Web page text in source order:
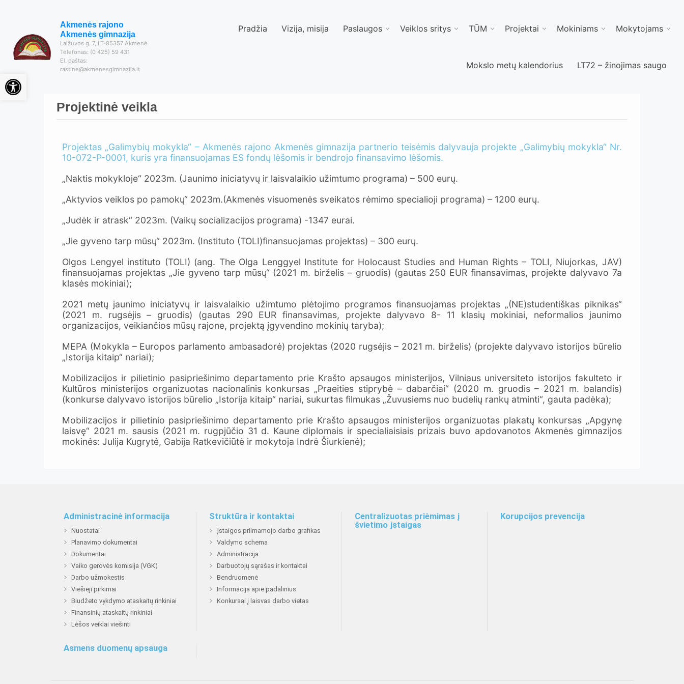
Akmenės rajono
Akmenės gimnazija
Laižuvos g. 7, LT-85357 Akmenė
Telefonas: (0 425) 59 431
El. paštas:
rastine@akmenesgimnazija.lt
Pradžia Vizija, misija Paslaugos Veiklos sritys TŪM Projektai Mokiniams Mokytojams
Mokslo metų kalendorius LT72 – žinojimas saugo
Projektinė veikla
Projektas „Galimybių mokykla“ – Akmenės rajono Akmenės gimnazija partnerio teisėmis dalyvauja projekte „Galimybių mokykla“ Nr.
10-072-P-0001, kuris yra finansuojamas ES fondų lėšomis ir bendrojo finansavimo lėšomis.
„Naktis mokykloje“ 2023m. (Jaunimo iniciatyvų ir laisvalaikio užimtumo programa) – 500 eurų.
„Aktyvios veiklos po pamokų“ 2023m.(Akmenės visuomenės sveikatos rėmimo specialioji programa) – 1200 eurų.
„Judėk ir atrask“ 2023m. (Vaikų socializacijos programa) -1347 eurai.
„Jie gyveno tarp mūsų“ 2023m. (Instituto (TOLI)finansuojamas projektas) – 300 eurų.
Olgos Lengyel instituto (TOLI) (ang. The Olga Lenggyel Institute for Holocaust Studies and Human Rights – TOLI, Niujorkas, JAV)
finansuojamas projektas „Jie gyveno tarp mūsų“ (2021 m. birželis – gruodis) (gautas 250 EUR finansavimas, projekte dalyvavo 7a
klasės mokiniai);
2021 metų jaunimo iniciatyvų ir laisvalaikio užimtumo plėtojimo programos finansuojamas projektas „(NE)studentiškas piknikas“
(2021 m. rugsėjis – gruodis) (gautas 290 EUR finansavimas, projekte dalyvavo 8- 11 klasių mokiniai, neformalios jaunimo
organizacijos, veikiančios mūsų rajone, projektą įgyvendino mokinių taryba);
MEPA (Mokykla – Europos parlamento ambasadorė) projektas (2020 rugsėjis – 2021 m. birželis) (projekte dalyvavo istorijos būrelio
„Istorija kitaip“ nariai);
Mobilizacijos ir pilietinio pasipriešinimo departamento prie Krašto apsaugos ministerijos, Vilniaus universiteto istorijos fakulteto ir
Kultūros ministerijos organizuotas nacionalinis konkursas „Praeities stiprybė – dabarčiai“ (2020 m. gruodis – 2021 m. balandis)
(konkurse dalyvavo istorijos būrelio „Istorija kitaip“ nariai, sukurtas filmukas „Žuvusiems nuo budelių rankų atminti“, gauta padėka);
Mobilizacijos ir pilietinio pasipriešinimo departamento prie Krašto apsaugos ministerijos organizuotas plakatų konkursas „Apgynę
laisvę“ 2021 m. sausis (2021 m. rugpjūčio 31 d. Kaune diplomais ir specialiaisiais prizais buvo apdovanotos Akmenės gimnazijos
mokinės: Julija Kugrytė, Gabija Ratkevičiūtė ir mokytoja Indrė Šiurkienė);
Administracinė informacija
Nuostatai
Planavimo dokumentai
Dokumentai
Vaiko gerovės komisija (VGK)
Darbo užmokestis
Viešieji pirkimai
Biudžeto vykdymo ataskaitų rinkiniai
Finansinių ataskaitų rinkiniai
Lėšos veiklai viešinti
Struktūra ir kontaktai
Įstaigos priimamojo darbo grafikas
Valdymo schema
Administracija
Darbuotojų sąrašas ir kontaktai
Bendruomenė
Informacija apie padalinius
Konkursai į laisvas darbo vietas
Centralizuotas priėmimas į
švietimo įstaigas
Korupcijos prevencija
Asmens duomenų apsauga
Open toolbar